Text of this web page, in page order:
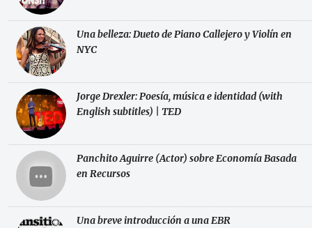
Una belleza: Dueto de Piano Callejero y Violín en
NYC
Jorge Drexler: Poesía, música e identidad (with
English subtitles) | TED
Panchito Aguirre (Actor) sobre Economía Basada
en Recursos
Una breve introducción a una EBR